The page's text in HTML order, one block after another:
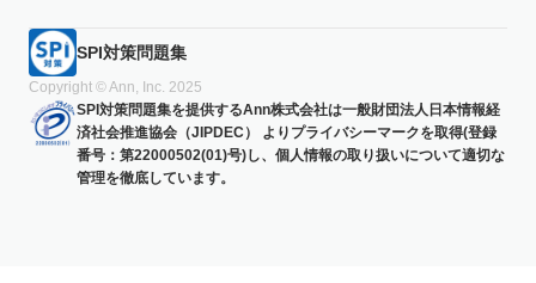
SPI対策問題集
Copyright © Ann, Inc. 2025
SPI対策問題集を提供するAnn株式会社は一般財団法人日本情報経
済社会推進協会（JIPDEC） よりプライバシーマークを取得(登録
番号：第22000502(01)号)し、個人情報の取り扱いについて適切な
管理を徹底しています。